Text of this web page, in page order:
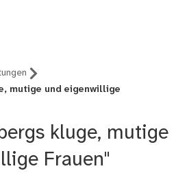
mutige und eigenwillige
kluge, mutige
Frauen"